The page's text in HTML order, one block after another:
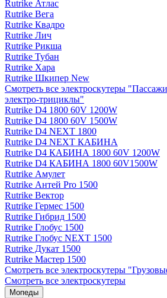
Rutrike Атлас
Rutrike Вега
Rutrike Квадро
Rutrike Лич
Rutrike Рикша
Rutrike Тубан
Rutrike Хара
Rutrike Шкипер New
Смотреть все электро­скутеры
электро‑трициклы"
Rutrike D4 1800 60V 1200W
Rutrike D4 1800 60V 1500W
Rutrike D4 NEXT 1800
Rutrike D4 NEXT КАБИНА
Rutrike D4 КАБИНА 1800 60V 1200W
Rutrike D4 КАБИНА 1800 60V1500W
Rutrike Амулет
Rutrike Антей Pro 1500
Rutrike Вектор
Rutrike Гермес 1500
Rutrike Гибрид 1500
Rutrike Глобус 1500
Rutrike Глобус NEXT 1500
Rutrike Дукат 1500
Rutrike Мастер 1500
Смотреть все электро­скутеры
Смотреть все электро­скутеры
Мопеды